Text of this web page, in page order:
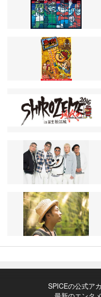
SPICEの公式ア